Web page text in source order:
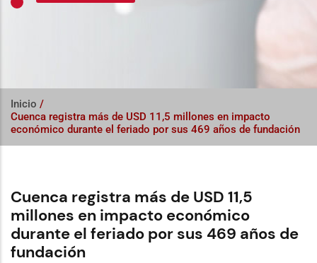
Inicio /
Cuenca registra más de USD 11,5 millones en impacto
económico durante el feriado por sus 469 años de fundación
Cuenca registra más de USD 11,5
millones en impacto económico
durante el feriado por sus 469 años de
fundación